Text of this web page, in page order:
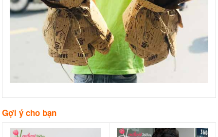
Gợi ý cho bạn